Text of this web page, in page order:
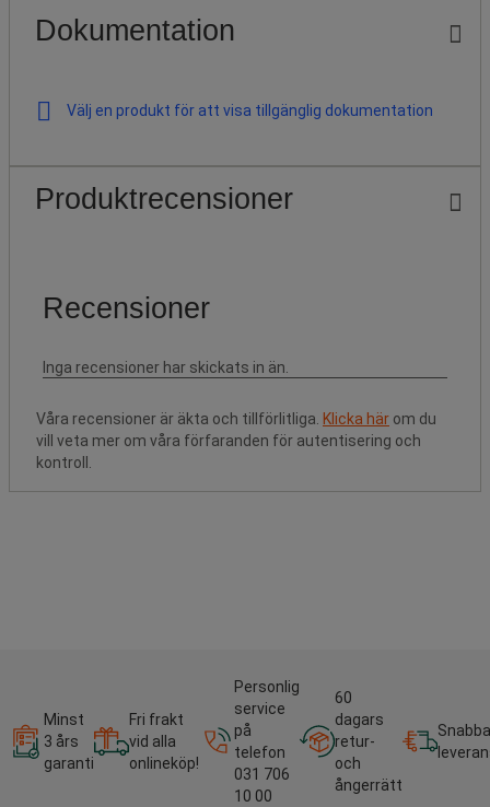
Dokumentation
Välj en produkt för att visa tillgänglig dokumentation
Produktrecensioner
Våra recensioner är äkta och tillförlitliga. Klicka här om du
vill veta mer om våra förfaranden för autentisering och
kontroll.
Minst
3 års
garanti
Fri frakt
vid alla
onlineköp!
Personlig
service
på
telefon
031 706
10 00
60
dagars
retur-
och
ångerrätt
Snabba